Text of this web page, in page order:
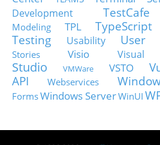
Development
TestCafe
Modeling
TPL TypeScript
Testing
Usability User
Stories
Visio Visual
Studio
VMWare VSTO
API
Webservices
FormsWindows ServerWinUI